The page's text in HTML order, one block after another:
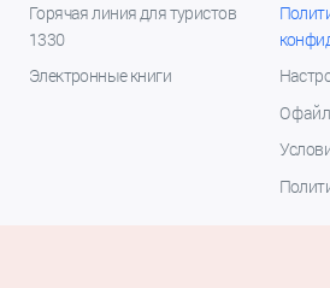
Горячая линия для туристов
1330
Электронные книги
О